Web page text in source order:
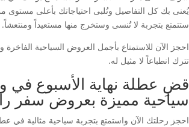
يُعنى بك كل التفاصيل وتُلبى احتياجاتك بأعلى مستوى من
ستتمتع بتجربة لا تُنسى وستخرج منها مستعيداً ومنتعشاً.
احجز الآن للاستمتاع بأجمل العروض السياحية الفاخرة
تترك انطباعاً لا مثيل له.
قضِ عطلة نهاية الأسبوع في
سياحية مميزة بعروض سفر
احجز رحلتك الآن واستمتع بتجربة سياحية مثالية في